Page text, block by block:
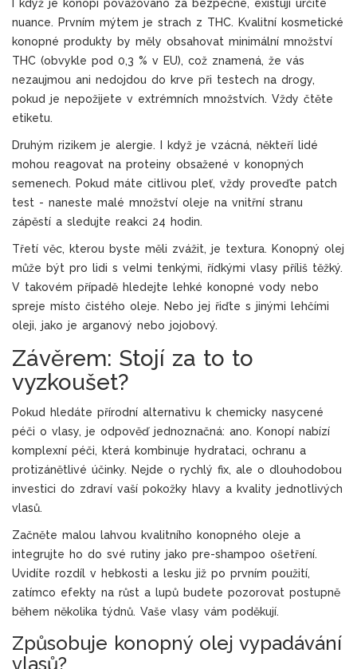
I když je konopí považováno za bezpečné, existují určité
nuance. Prvním mýtem je strach z THC. Kvalitní kosmetické
konopné produkty by měly obsahovat minimální množství
THC (obvykle pod 0,3 % v EU), což znamená, že vás
nezaujmou ani nedojdou do krve při testech na drogy,
pokud je nepožijete v extrémních množstvích. Vždy čtěte
etiketu.
Druhým rizikem je alergie. I když je vzácná, někteří lidé
mohou reagovat na proteiny obsažené v konopných
semenech. Pokud máte citlivou pleť, vždy proveďte patch
test - naneste malé množství oleje na vnitřní stranu
zápěstí a sledujte reakci 24 hodin.
Třetí věc, kterou byste měli zvážit, je textura. Konopný olej
může být pro lidi s velmi tenkými, řídkými vlasy příliš těžký.
V takovém případě hledejte lehké konopné vody nebo
spreje místo čistého oleje. Nebo jej řiďte s jinými lehčími
oleji, jako je arganový nebo jojobový.
Závěrem: Stojí za to to
vyzkoušet?
Pokud hledáte přírodní alternativu k chemicky nasycené
péči o vlasy, je odpověď jednoznačná: ano. Konopí nabízí
komplexní péči, která kombinuje hydrataci, ochranu a
protizánětlivé účinky. Nejde o rychlý fix, ale o dlouhodobou
investici do zdraví vaší pokožky hlavy a kvality jednotlivých
vlasů.
Začněte malou lahvou kvalitního konopného oleje a
integrujte ho do své rutiny jako pre-shampoo ošetření.
Uvidíte rozdíl v hebkosti a lesku již po prvním použití,
zatímco efekty na růst a lupů budete pozorovat postupně
během několika týdnů. Vaše vlasy vám poděkují.
Způsobuje konopný olej vypadávání
vlasů?